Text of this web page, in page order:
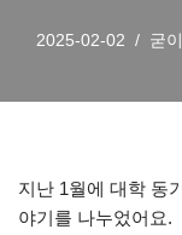
2025-02-02 굳
지난 1월에 대학 동
야기를 나누었어요.